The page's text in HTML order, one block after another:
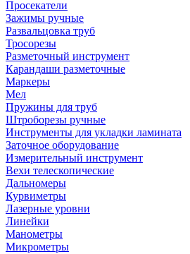
Просекатели
Зажимы ручные
Развальцовка труб
Тросорезы
Разметочный инструмент
Карандаши разметочные
Маркеры
Мел
Пружины для труб
Штроборезы ручные
Инструменты для укладки ламината
Заточное оборудование
Измерительный инструмент
Вехи телескопические
Дальномеры
Курвиметры
Лазерные уровни
Линейки
Манометры
Микрометры